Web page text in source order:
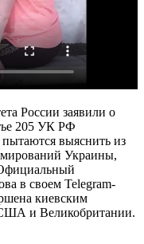
России заявили о
205 УК РФ
пытаются выяснить из
Украины,
в своем Telegram-
киевским
и Великобритании.